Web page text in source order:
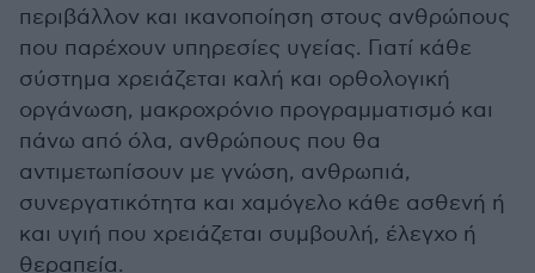
περιβάλλον και ικανοποίηση στους ανθρώπους
που παρέχουν υπηρεσίες υγείας. Γιατί κάθε
σύστημα χρειάζεται καλή και ορθολογική
οργάνωση, μακροχρόνιο προγραμματισμό και
πάνω από όλα, ανθρώπους που θα
αντιμετωπίσουν με γνώση, ανθρωπιά,
συνεργατικότητα και χαμόγελο κάθε ασθενή ή
και υγιή που χρειάζεται συμβουλή, έλεγχο ή
θεραπεία.